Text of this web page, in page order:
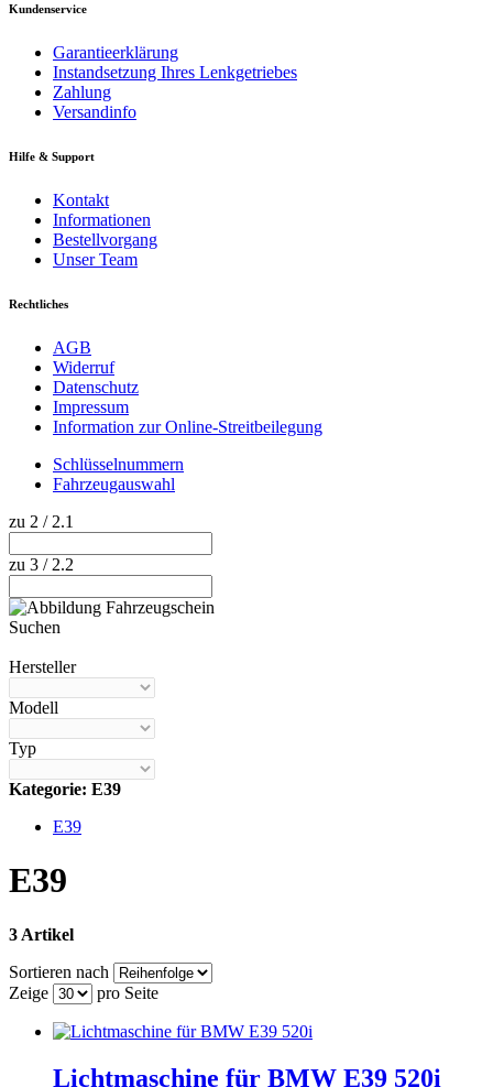
Kundenservice
Garantieerklärung
Instandsetzung Ihres Lenkgetriebes
Zahlung
Versandinfo
Hilfe & Support
Kontakt
Informationen
Bestellvorgang
Unser Team
Rechtliches
AGB
Widerruf
Datenschutz
Impressum
Information zur Online-Streitbeilegung
Schlüsselnummern
Fahrzeugauswahl
zu 2 / 2.1
zu 3 / 2.2
Suchen
Hersteller
Modell
Typ
Kategorie: E39
E39
E39
3 Artikel
Sortieren nach
Zeige
pro Seite
Lichtmaschine für BMW E39 520i